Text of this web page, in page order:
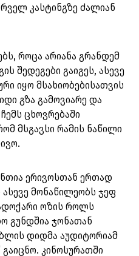
კასტინგზე ძალიან
როცა არიანა გრანდემ
შედეგები გაიგეს, ასევე
იყო მსახიობებისათვის
გზა გამოვიარე და
ცხოვრებაში
მსგავსი რამის ნაწილი
ერივოსთან ერთად
ასევე მონაწილეობს ჯეფ
ოზის როლს
გუნდშია ჯონათან
დიდმა აუდიტორიამ
კინოსურათში